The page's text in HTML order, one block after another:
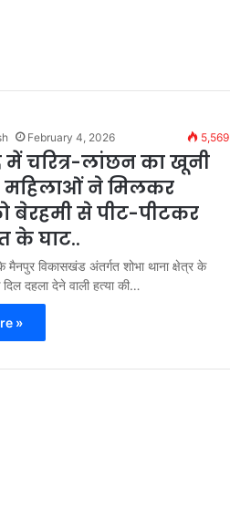
February 4, 2026 5,569
में चरित्र-लांछन का खूनी
महिलाओं ने मिलकर
बेरहमी से पीट-पीटकर
के घाट..
मैनपुर विकासखंड अंतर्गत शोभा थाना क्षेत्र के
दिल दहला देने वाली हत्या की…
»